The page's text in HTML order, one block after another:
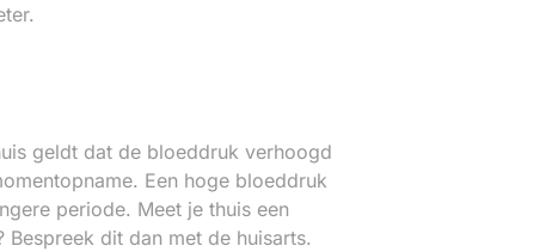
geldt dat de bloeddruk verhoogd
Een hoge bloeddruk
periode. Meet je thuis een
dit dan met de huisarts.